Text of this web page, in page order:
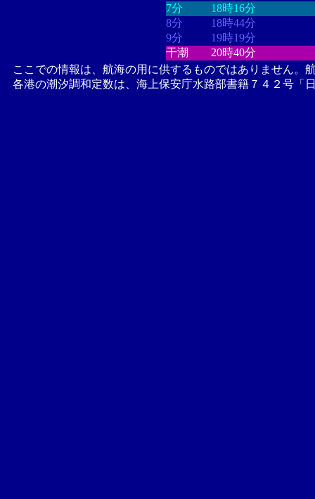
7分
18時16分
8分
18時44分
9分
19時19分
干潮
20時40分
ここでの情報は、航海の用に供するものではありません。
各港の潮汐調和定数は、海上保安庁水路部書籍７４２号「